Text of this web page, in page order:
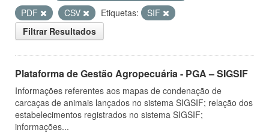
PDF
CSV Etiquetas:
SIF
Filtrar Resultados
Plataforma de Gestão Agropecuária - PGA – SIGSIF
Informações referentes aos mapas de condenação de
carcaças de animais lançados no sistema SIGSIF; relação dos
estabelecimentos registrados no sistema SIGSIF;
informações...